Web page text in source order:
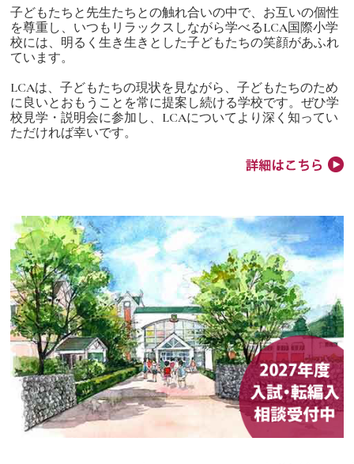
子どもたちと先生たちとの触れ合いの中で、お互いの個性
を尊重し、いつもリラックスしながら学べるLCA国際小学
校には、明るく生き生きとした子どもたちの笑顔があふれ
ています。
LCAは、子どもたちの現状を見ながら、子どもたちのため
に良いとおもうことを常に提案し続ける学校です。ぜひ学
校見学・説明会に参加し、LCAについてより深く知ってい
ただければ幸いです。